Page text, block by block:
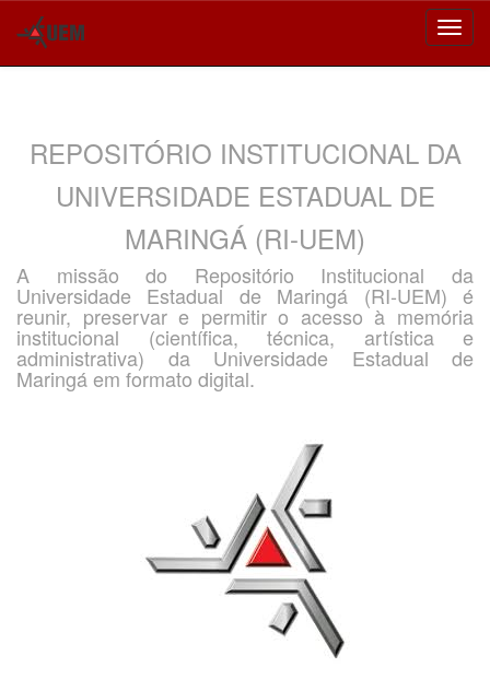
REPOSITÓRIO INSTITUCIONAL DA
UNIVERSIDADE ESTADUAL DE
MARINGÁ (RI-UEM)
A missão do Repositório Institucional da
Universidade Estadual de Maringá (RI-UEM) é
reunir, preservar e permitir o acesso à memória
institucional (científica, técnica, artística e
administrativa) da Universidade Estadual de
Maringá em formato digital.